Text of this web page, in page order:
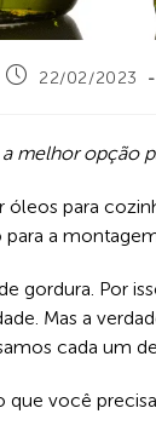
22/02/2023
melhor opção
óleos para
para a
gordura. Por
Mas a
cada um
que você